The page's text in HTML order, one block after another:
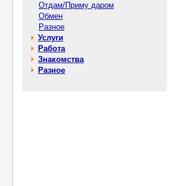
Отдам/Приму даром
Обмен
Разное
Услуги
Работа
Знакомства
Разное